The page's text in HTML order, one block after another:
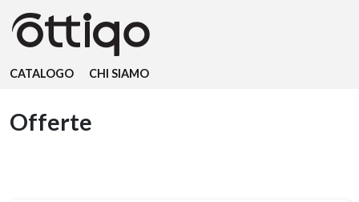
CATALOGO CHI SIAMO
Offerte